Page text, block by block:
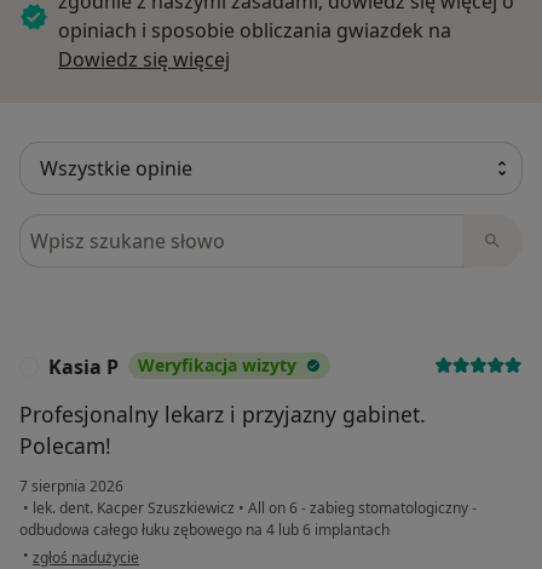
opiniach i sposobie obliczania gwiazdek na
Dowiedz się więcej
Szukaj w opiniach
Kasia P Weryfikacja wizyty
Profesjonalny lekarz i przyjazny gabinet.
Polecam!
7 sierpnia 2026
• lek. dent. Kacper Szuszkiewicz • All on 6 - zabieg stomatologiczny -
odbudowa całego łuku zębowego na 4 lub 6 implantach
• w opinii użytkownika Kasia P
zgłoś nadużycie